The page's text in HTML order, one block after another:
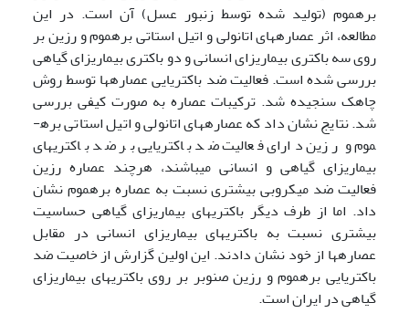
بره­موم (تولید شده توسط زنبور عسل) آن است. در این
مطالعه، اثر عصاره­های اتانولی و اتیل استاتی بره­موم و رزین بر
روی سه باکتری بیماری­زای انسانی و دو باکتری بیماری­زای گیاهی
بررسی شده است. فعالیت ضد باکتریایی عصاره­ها توسط روش
چاهک سنجیده شد. ترکیبات عصاره به صورت کیفی بررسی
شد. نتایج نشان داد که عصاره­های اتانولی و اتیل استاتی بره­
موم و رزین دارای فعالیت ضد باکتریایی بر ضد باکتری­های
بیماری­زای گیاهی و انسانی می­باشند، هرچند عصاره رزین
فعالیت ضد میکروبی بیشتری نسبت به عصاره بره­موم نشان
داد. اما از طرف دیگر باکتری­های بیماری­زای گیاهی حساسیت
بیشتری نسبت به باکتری­های بیماری­زای انسانی در مقابل
عصاره­ها از خود نشان دادند. این اولین گزارش از خاصیت ضد
باکتریایی بره­موم و رزین صنوبر بر روی باکتری­های بیماری­زای
گیاهی در ایران است.